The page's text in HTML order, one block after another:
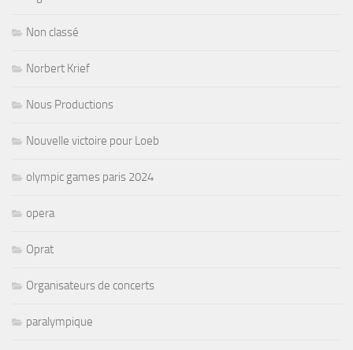
Non classé
Norbert Krief
Nous Productions
Nouvelle victoire pour Loeb
olympic games paris 2024
opera
Oprat
Organisateurs de concerts
paralympique